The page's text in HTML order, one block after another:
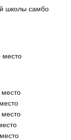
школы самбо
место
место
место